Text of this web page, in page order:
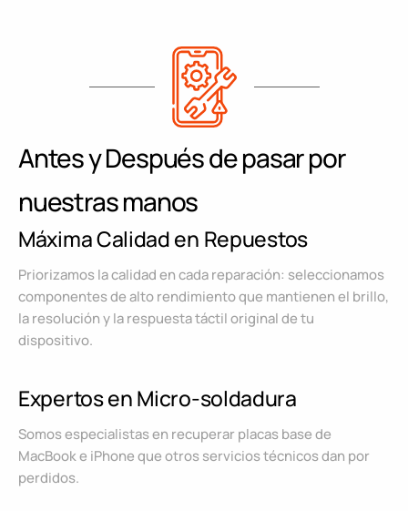
Antes y Después de pasar por
nuestras manos
Máxima Calidad en Repuestos
Priorizamos la calidad en cada reparación: seleccionamos
componentes de alto rendimiento que mantienen el brillo,
la resolución y la respuesta táctil original de tu
dispositivo.
Expertos en Micro-soldadura
Somos especialistas en recuperar placas base de
MacBook e iPhone que otros servicios técnicos dan por
perdidos.